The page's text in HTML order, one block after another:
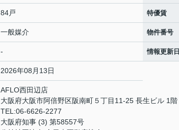
84戸 特優賃
一般媒介 物件番号
- 情報更新日
2026年08月13日
AFLO西田辺店
大阪府大阪市阿倍野区阪南町５丁目11-25 長生ビル 1階
TEL:06-6626-2277
大阪府知事 (3) 第58557号